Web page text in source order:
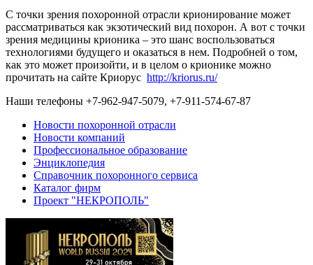
С точки зрения похоронной отрасли крионирование может
рассматриваться как экзотический вид похорон. А вот с точки
зрения медицины крионика – это шанс воспользоваться
технологиями будущего и оказаться в нем. Подробней о том,
как это может произойти, и в целом о крионике можно
прочитать на сайте Криорус http://kriorus.ru/
Наши телефоны +7-962-947-5079, +7-911-574-67-87
Новости похоронной отрасли
Новости компаний
Профессиональное образование
Энциклопедия
Справочник похоронного сервиса
Каталог фирм
Проект "НЕКРОПОЛЬ"